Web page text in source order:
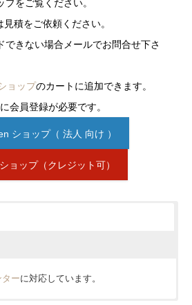
をご覧ください。
積をご依頼ください。
きない場合メールでお問合せ下さ
ョップのカートに追加できます。
会員登録が必要です。
ショップ（ 法人 向け ）
ョップ（クレジット可）
ーに対応しています。